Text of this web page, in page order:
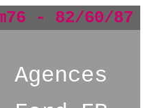
- 82/60/87
Agences